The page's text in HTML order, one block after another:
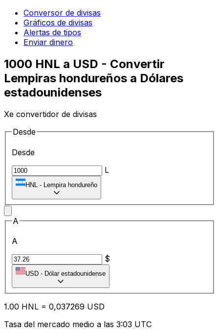
Conversor de divisas
Gráficos de divisas
Alertas de tipos
Enviar dinero
1000 HNL a USD - Convertir
Lempiras hondureños a Dólares
estadounidenses
Xe convertidor de divisas
Desde
Desde
L
HNL - Lempira hondureño
A
A
$
USD - Dólar estadounidense
1.00 HNL = 0,037269 USD
Tasa del mercado medio a las 3:03 UTC